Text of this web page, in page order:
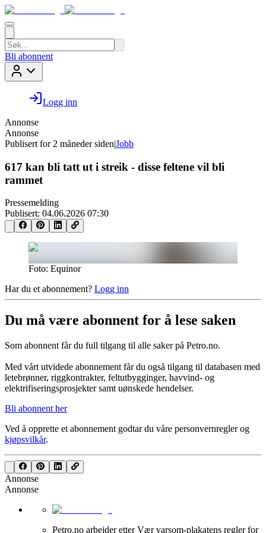
Bli abonnent
Logg inn
Annonse
Annonse
Publisert for 2 måneder siden|Jobb
617 kan bli tatt ut i streik - disse feltene vil bli
rammet
Pressemelding
Publisert: 04.06.2026 07:30
Foto: Equinor
Har du et abonnement? Logg inn
Du må være abonnent for å lese saken
Som abonnent får du full tilgang til alle saker på Petro.no.
Med vårt utvidede abonnement får du også tilgang til databasen med
letebrønner, riggkontrakter, feltutbygginger, havvind- og
elektrifiseringsprosjekter samt uønskede hendelser.
Bli abonnent her
Ved å opprette et abonnement godtar du våre personvernreglerog
kjøpsvilkår.
Annonse
Annonse
Petro.no arbeider etter Vær varsom-plakatens regler for